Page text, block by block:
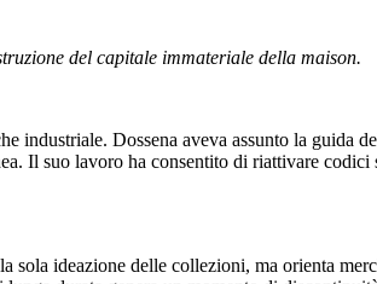
del capitale immateriale della maison.
industriale. Dossena aveva assunto la guida
Il suo lavoro ha consentito di riattivare
sola ideazione delle collezioni, ma orienta